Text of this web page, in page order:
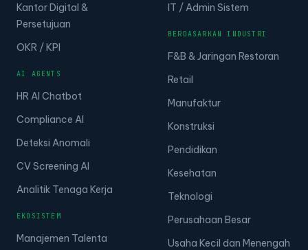
Kantor Digital &
Persetujuan
OKR / KPI
AI AGENTS
HR AI Chatbot
Compliance AI
Deteksi Anomali
CV Screening AI
Analitik Tenaga Kerja
EKOSISTEM
Manajemen Talenta
IT / Admin Sistem
BERDASARKAN INDUSTRI
F&B & Jaringan Restoran
Retail
Manufaktur
Konstruksi
Pendidikan
Kesehatan
Teknologi
Perusahaan Besar
Usaha Kecil dan Menengah